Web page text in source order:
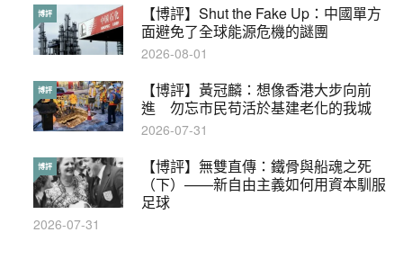
【博評】Shut the Fake Up：中國單方
面避免了全球能源危機的謎團
博評
2026-08-01
【博評】黃冠麟：想像香港大步向前
進 勿忘市民苟活於基建老化的我城
博評
2026-07-31
【博評】無雙直傳：鐵骨與船魂之死
（下）——新自由主義如何用資本馴服
足球
博評
2026-07-31
【輕盤點】集會遊行陸續有來？一文盡
覽8月示威活動
輕盤點
2019-08-30
本港保護兒童法例雜亂互相矛盾家長易
墮法網
特稿
2019-05-21
【輕百科】甚麼按摩院要領牌？顧客涉
及刑責嗎？
輕百科
2021-05-13